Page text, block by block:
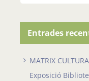
Entrades
MATRIX
Exposició